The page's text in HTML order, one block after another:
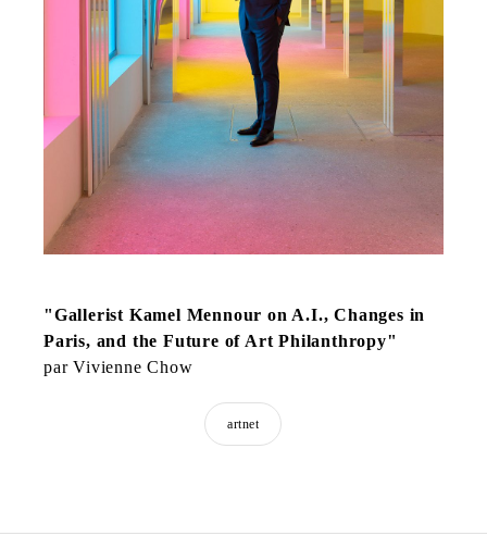
"Gallerist Kamel Mennour on A.I., Changes in
Paris, and the Future of Art Philanthropy"
par Vivienne Chow
artnet